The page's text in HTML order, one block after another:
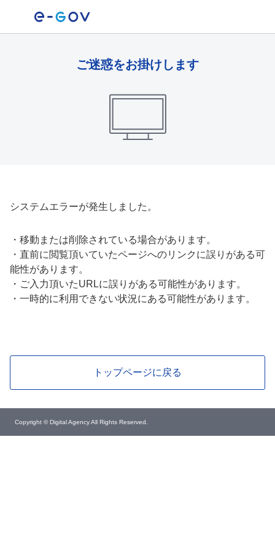
ご迷惑をお掛けします
システムエラーが発生しました。
・ 移動または削除されている場合があります。
・ 直前に閲覧頂いていたページへのリンクに誤りがある可
能性があります。
・ ご入力頂いたURLに誤りがある可能性があります。
・ 一時的に利用できない状況にある可能性があります。
トップページに戻る
Copyright © Digital Agency All Rights Reserved.